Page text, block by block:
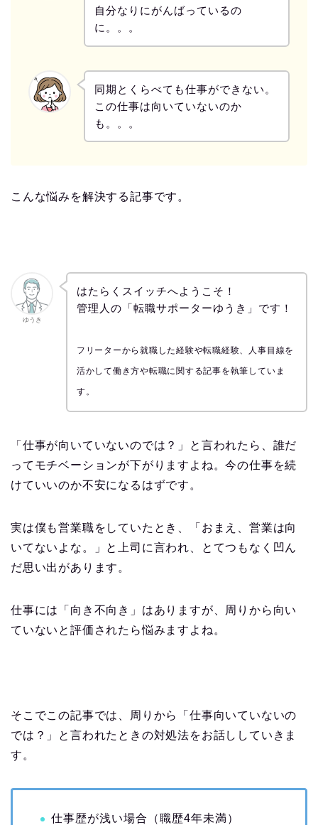
自分なりにがんばっているの
に。。。
同期とくらべても仕事ができない。
この仕事は向いていないのか
も。。。
こんな悩みを解決する記事です。
ゆうき
はたらくスイッチへようこそ！
管理人の「転職サポーターゆうき」です！
フリーターから就職した経験や転職経験、人事目線を
活かして働き方や転職に関する記事を執筆していま
す。
「仕事が向いていないのでは？」と言われたら、誰だ
ってモチベーションが下がりますよね。今の仕事を続
けていいのか不安になるはずです。
実は僕も営業職をしていたとき、「おまえ、営業は向
いてないよな。」と上司に言われ、とてつもなく凹ん
だ思い出があります。
仕事には「向き不向き」はありますが、周りから向い
ていないと評価されたら悩みますよね。
そこでこの記事では、周りから「仕事向いていないの
では？」と言われたときの対処法をお話ししていきま
す。
仕事歴が浅い場合（職歴4年未満）